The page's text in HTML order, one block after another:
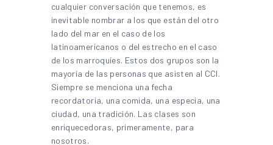
cualquier conversación que tenemos, es
inevitable nombrar a los que están del otro
lado del mar en el caso de los
latinoamericanos o del estrecho en el caso
de los marroquíes. Estos dos grupos son la
mayoría de las personas que asisten al CCI.
Siempre se menciona una fecha
recordatoria, una comida, una especia, una
ciudad, una tradición. Las clases son
enriquecedoras, primeramente, para
nosotros.